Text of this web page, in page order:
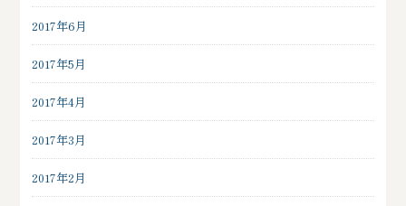
2017年6月
2017年5月
2017年4月
2017年3月
2017年2月